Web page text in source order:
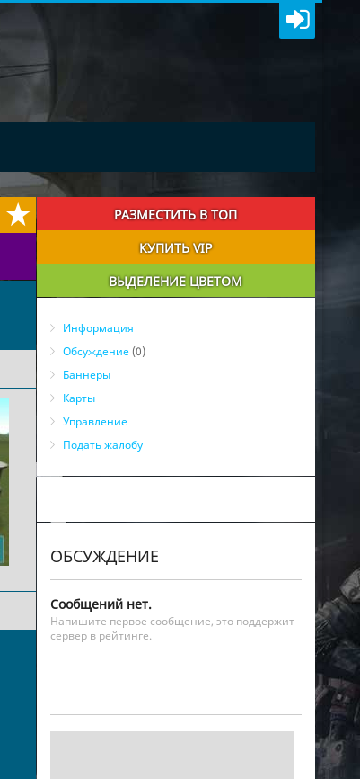
РАЗМЕСТИТЬ В ТОП
КУПИТЬ VIP
ВЫДЕЛЕНИЕ ЦВЕТОМ
Информация
Обсуждение(0)
Баннеры
Карты
Управление
Подать жалобу
ОБСУЖДЕНИЕ
Сообщений нет.
Напишите первое сообщение, это поддержит
сервер в рейтинге.